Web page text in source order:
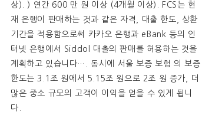
상). ) 연간 600 만 원 이상 (4개월 이상). FCS는 현
재 은행이 판매하는 것과 같은 자격, 대출 한도, 상환
기간을 적용함으로써 카카오 은행과 eBank 등의 인
터넷 은행에서 Siddol 대출의 판매를 허용하는 것을
계획하고 있습니다…. 동시에 서울 보증 보험 의 보증
한도는 3.1조 원에서 5.15조 원으로 2조 원 증가, 더
많은 중소 규모의 고객이 이익을 얻을 수 있게 됩니
다.